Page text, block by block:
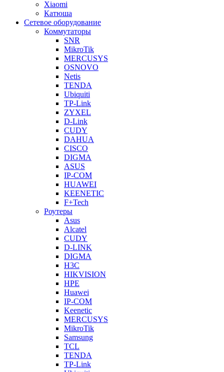
Xiaomi
Катюша
Сетевое оборудование
Коммутаторы
SNR
MikroTik
MERCUSYS
OSNOVO
Netis
TENDA
Ubiquiti
TP-Link
ZYXEL
D-Link
CUDY
DAHUA
CISCO
DIGMA
ASUS
IP-COM
HUAWEI
KEENETIC
F+Tech
Роутеры
Asus
Alcatel
CUDY
D-LINK
DIGMA
H3C
HIKVISION
HPE
Huawei
IP-COM
Keenetic
MERCUSYS
MikroTik
Samsung
TCL
TENDA
TP-Link